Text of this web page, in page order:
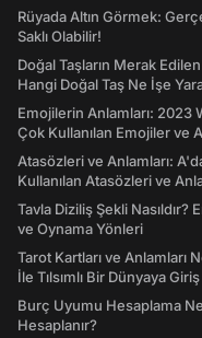
Rüyada Altın Görmek:
Saklı Olabilir!
Doğal Taşların Merak
Hangi Doğal Taş Ne İşe
Emojilerin Anlamları: 2023
Çok Kullanılan Emojiler ve
Atasözleri ve Anlamları:
Kullanılan Atasözleri ve
Tavla Diziliş Şekli Nasıldır?
ve Oynama Yönleri
Tarot Kartları ve Anlamları
İle Tılsımlı Bir Dünyaya Giriş
Burç Uyumu Hesaplama
Hesaplanır?